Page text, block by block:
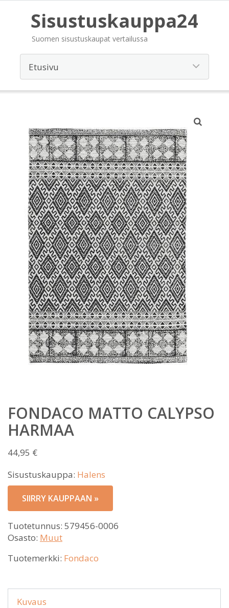
Sisustuskauppa24
Suomen sisustuskaupat vertailussa
FONDACO MATTO CALYPSO
HARMAA
44,95 €
Sisustuskauppa: Halens
SIIRRY KAUPPAAN »
Tuotetunnus: 579456-0006
Osasto: Muut
Tuotemerkki: Fondaco
Kuvaus